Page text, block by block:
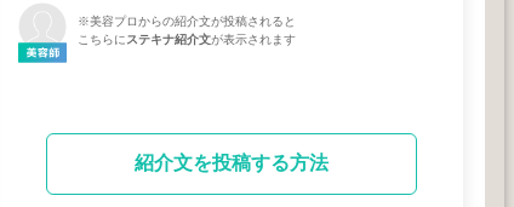
※美容プロからの紹介文が投稿されると
こちらにステキナ紹介文が表示されます
紹介文を投稿する方法